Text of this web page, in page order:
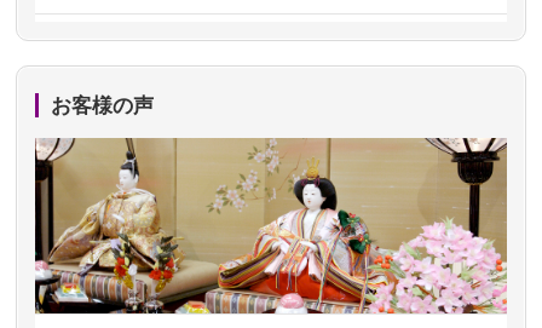
2026/08/06 21:28 埼玉県の方からお申込み
2026/08/06 17:56
2026/08/06 10:06 茨城県の方からお申込み
2026/08/06 09:17 三重県の方からお申込み
2026/08/06 06:48 横浜市の方からお申込み
2026/08/05 15:07 東京都の方からお申込み
お客様の声